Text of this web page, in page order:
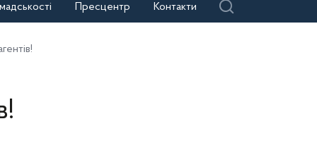
Пресцентр Контакти